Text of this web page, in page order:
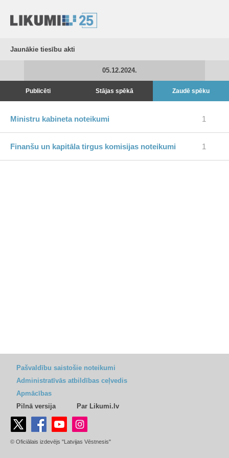
Jaunākie tiesību akti
05.12.2024.
Publicēti Stājas spēkā Zaudē spēku
Ministru kabineta noteikumi 1
Finanšu un kapitāla tirgus komisijas noteikumi 1
Pašvaldību saistošie noteikumi
Administratīvās atbildības ceļvedis
Apmācības
Pilnā versija
Par Likumi.lv
© Oficiālais izdevējs "Latvijas Vēstnesis"